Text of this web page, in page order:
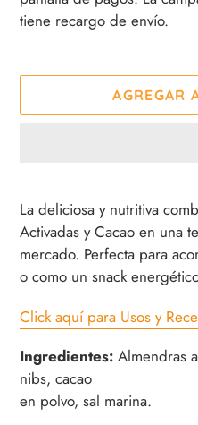
tiene recargo de envío.
AGREGAR
el
producto
a
tu
de
La deliciosa y nutritiva
Activadas y Cacao en una
mercado. Perfecta para
o como un snack
Click aquí para Usos y
Ingredientes: Almendras
nibs, cacao
en polvo, sal marina.